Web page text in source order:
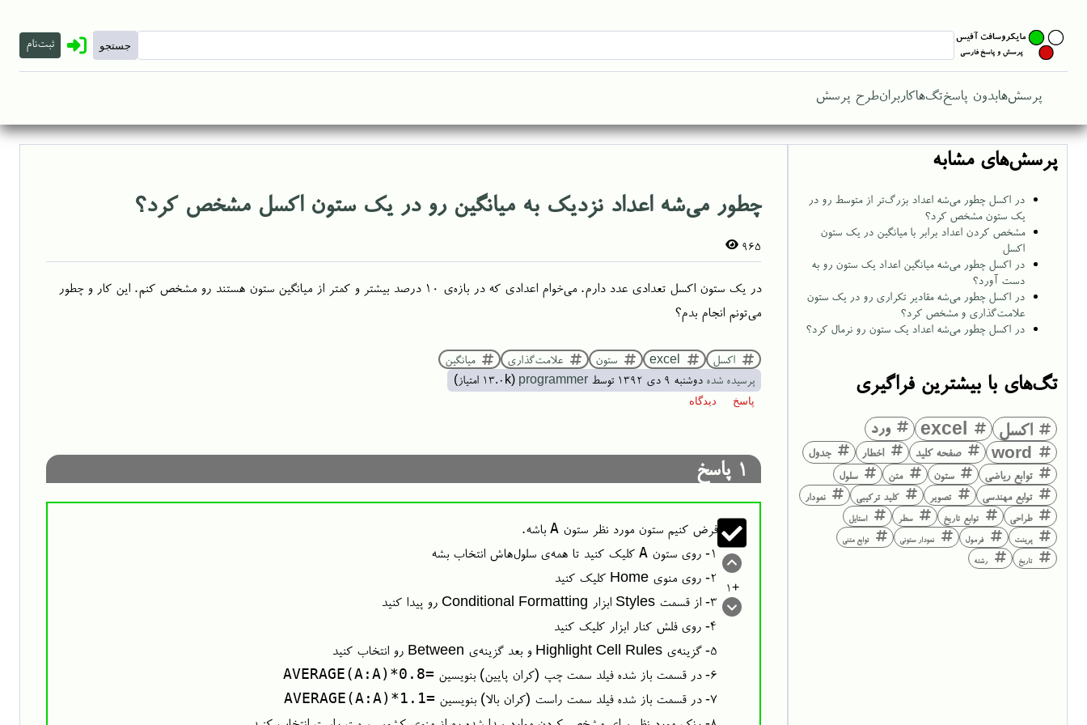
ثبت‌نام
پرسش‌هابدون پاسختگ‌هاکاربرانطرح پرسش
پرسش‌های مشابه
در اکسل چطور می‌شه اعداد بزرگ‌تر از متوسط رو در
یک ستون مشخص کرد؟
مشخص کردن اعداد برابر با میانگین در یک ستون
اکسل
در اکسل چطور می‌شه میانگین اعداد یک ستون رو به
دست آورد؟
در اکسل چطور می‌شه مقادیر تکراری رو در یک ستون
علامت‌گذاری و مشخص کرد؟
در اکسل چطور می‌شه اعداد یک ستون رو نرمال کرد؟
تگ‌های با بیشترین فراگیری
اکسل excel ورد
word صفحه کلید اخطار
جدول
توابع ریاضی
ستون متن
سلول
توابع مهندسی
تصویر کلید ترکیبی
نمودار
طراحی
توابع تاریخ سطر استایل
پرینت فرمول نمودار ستونی توابع متنی
تاریخ رشته
چطور می‌شه اعداد نزدیک به میانگین رو در یک ستون اکسل مشخص کرد؟
965
در یک ستون اکسل تعدادی عدد دارم. می‌خوام اعدادی که در بازه‌ی ۱۰ درصد بیشتر و کمتر از میانگین ستون هستند رو مشخص کنم. این کار و چطور
می‌تونم انجام بدم؟
اکسل excel ستون علامت‌گذاری
میانگین
پرسیده شده دوشنبه ۹ دی ۱۳۹۲ توسط programmer
(
13.0k امتیاز)
1 پاسخ
+1
فرض کنیم ستون مورد نظر ستون A باشه.
۱- روی ستون
A کلیک کنید تا همه‌ی سلول‌هاش انتخاب بشه
۲- روی منوی Home کلیک کنید
۳- از قسمت Styles ابزار Conditional Formatting رو پیدا کنید
۴- روی فلش کنار ابزار کلیک کنید
۵- گزینه‌ی Highlight Cell Rules و بعد گزینه‌ی ‌Between رو انتخاب کنید
۶- در قسمت باز شده فیلد سمت چپ (کران پایین) بنویسین
=0.8*AVERAGE(A:A)
7- در قسمت باز شده فیلد سمت راست (کران بالا) بنویسین =1.1*AVERAGE(A:A)